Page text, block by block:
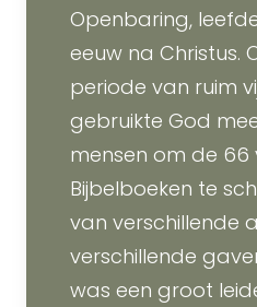
Openbaring,
eeuw na Christus.
periode van ruim
gebruikte God
mensen om de 66
Bijbelboeken te
van verschillende
verschillende
was een groot